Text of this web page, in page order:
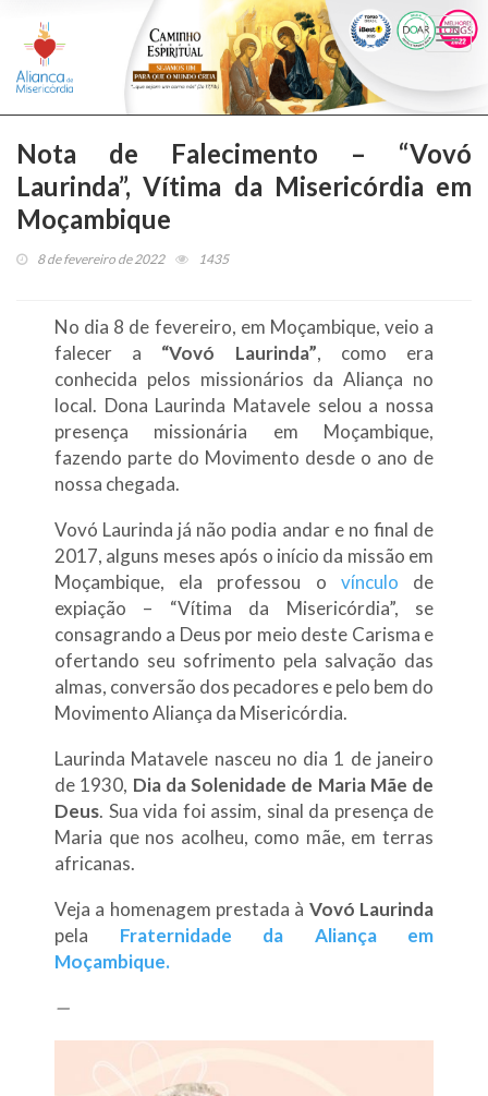
Nota de Falecimento – “Vovó
Laurinda”, Vítima da Misericórdia em
Moçambique
8 de fevereiro de 2022 1435
No dia 8 de fevereiro, em Moçambique, veio a
falecer a “Vovó Laurinda”, como era
conhecida pelos missionários da Aliança no
local. Dona Laurinda Matavele selou a nossa
presença missionária em Moçambique,
fazendo parte do Movimento desde o ano de
nossa chegada.
Vovó Laurinda já não podia andar e no final de
2017, alguns meses após o início da missão em
Moçambique, ela professou o vínculo de
expiação – “Vítima da Misericórdia”, se
consagrando a Deus por meio deste Carisma e
ofertando seu sofrimento pela salvação das
almas, conversão dos pecadores e pelo bem do
Movimento Aliança da Misericórdia.
Laurinda Matavele nasceu no dia 1 de janeiro
de 1930, Dia da Solenidade de Maria Mãe de
Deus. Sua vida foi assim, sinal da presença de
Maria que nos acolheu, como mãe, em terras
africanas.
Veja a homenagem prestada à Vovó Laurinda
pela Fraternidade da Aliança em
Moçambique.
—